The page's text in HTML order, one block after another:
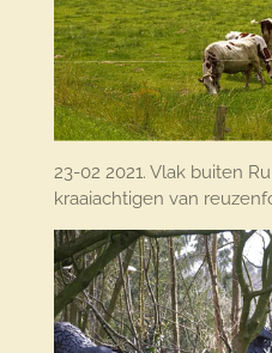
23-02 2021. Vlak buiten
kraaiachtigen van